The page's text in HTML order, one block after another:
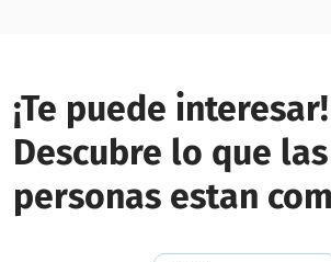
¡Te puede interesar!
Descubre lo que las
personas estan